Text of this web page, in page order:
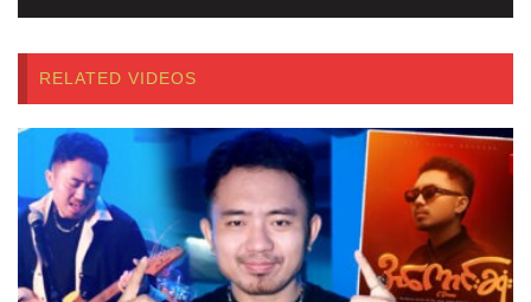
RELATED VIDEOS